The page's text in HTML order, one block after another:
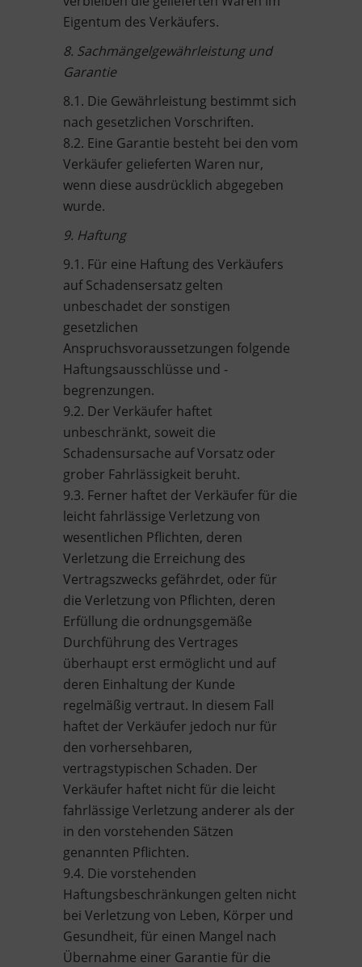
Eigentum des Verkäufers.
8. Sachmängelgewährleistung und
Garantie
8.1. Die Gewährleistung bestimmt sich
nach gesetzlichen Vorschriften.
8.2. Eine Garantie besteht bei den vom
Verkäufer gelieferten Waren nur,
wenn diese ausdrücklich abgegeben
wurde.
9. Haftung
9.1. Für eine Haftung des Verkäufers
auf Schadensersatz gelten
unbeschadet der sonstigen
gesetzlichen
Anspruchsvoraussetzungen folgende
Haftungsausschlüsse und -
begrenzungen.
9.2. Der Verkäufer haftet
unbeschränkt, soweit die
Schadensursache auf Vorsatz oder
grober Fahrlässigkeit beruht.
9.3. Ferner haftet der Verkäufer für die
leicht fahrlässige Verletzung von
wesentlichen Pflichten, deren
Verletzung die Erreichung des
Vertragszwecks gefährdet, oder für
die Verletzung von Pflichten, deren
Erfüllung die ordnungsgemäße
Durchführung des Vertrages
überhaupt erst ermöglicht und auf
deren Einhaltung der Kunde
regelmäßig vertraut. In diesem Fall
haftet der Verkäufer jedoch nur für
den vorhersehbaren,
vertragstypischen Schaden. Der
Verkäufer haftet nicht für die leicht
fahrlässige Verletzung anderer als der
in den vorstehenden Sätzen
genannten Pflichten.
9.4. Die vorstehenden
Haftungsbeschränkungen gelten nicht
bei Verletzung von Leben, Körper und
Gesundheit, für einen Mangel nach
Übernahme einer Garantie für die